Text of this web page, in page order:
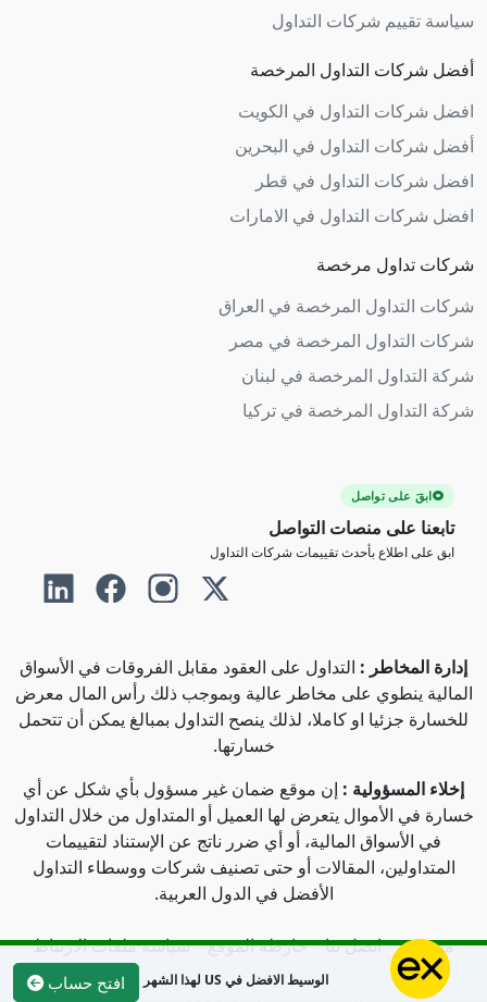
الوسيط الافضل في US لهذا الشهر افتح حساب
سياسة تقييم شركات التداول
أفضل شركات التداول المرخصة
افضل شركات التداول في الكويت
أفضل شركات التداول في البحرين
افضل شركات التداول في قطر
افضل شركات التداول في الامارات
شركات تداول مرخصة
شركات التداول المرخصة في العراق
شركات التداول المرخصة في مصر
شركة التداول المرخصة في لبنان
شركة التداول المرخصة في تركيا
ابقَ على تواصل
تابعنا على منصات التواصل
ابق على اطلاع بأحدث تقييمات شركات التداول
إدارة المخاطر : التداول على العقود مقابل الفروقات في الأسواق
المالية ينطوي على مخاطر عالية وبموجب ذلك رأس المال معرض
للخسارة جزئيا او كاملا، لذلك ينصح التداول بمبالغ يمكن أن تتحمل
خسارتها.
إخلاء المسؤولية : إن موقع ضمان غير مسؤول بأي شكل عن أي
خسارة في الأموال يتعرض لها العميل أو المتداول من خلال التداول
في الأسواق المالية، أو أي ضرر ناتج عن الإستناد لتقييمات
المتداولين، المقالات أو حتى تصنيف شركات ووسطاء التداول
الأفضل في الدول العربية.
من نحن اتصل بنا خارطة الموقع سياسة ملفات الارتباط